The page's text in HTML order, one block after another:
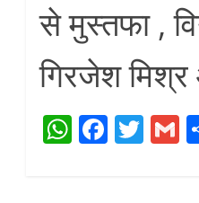
से मुस्तफा ,
गिरजेश
W Fa T